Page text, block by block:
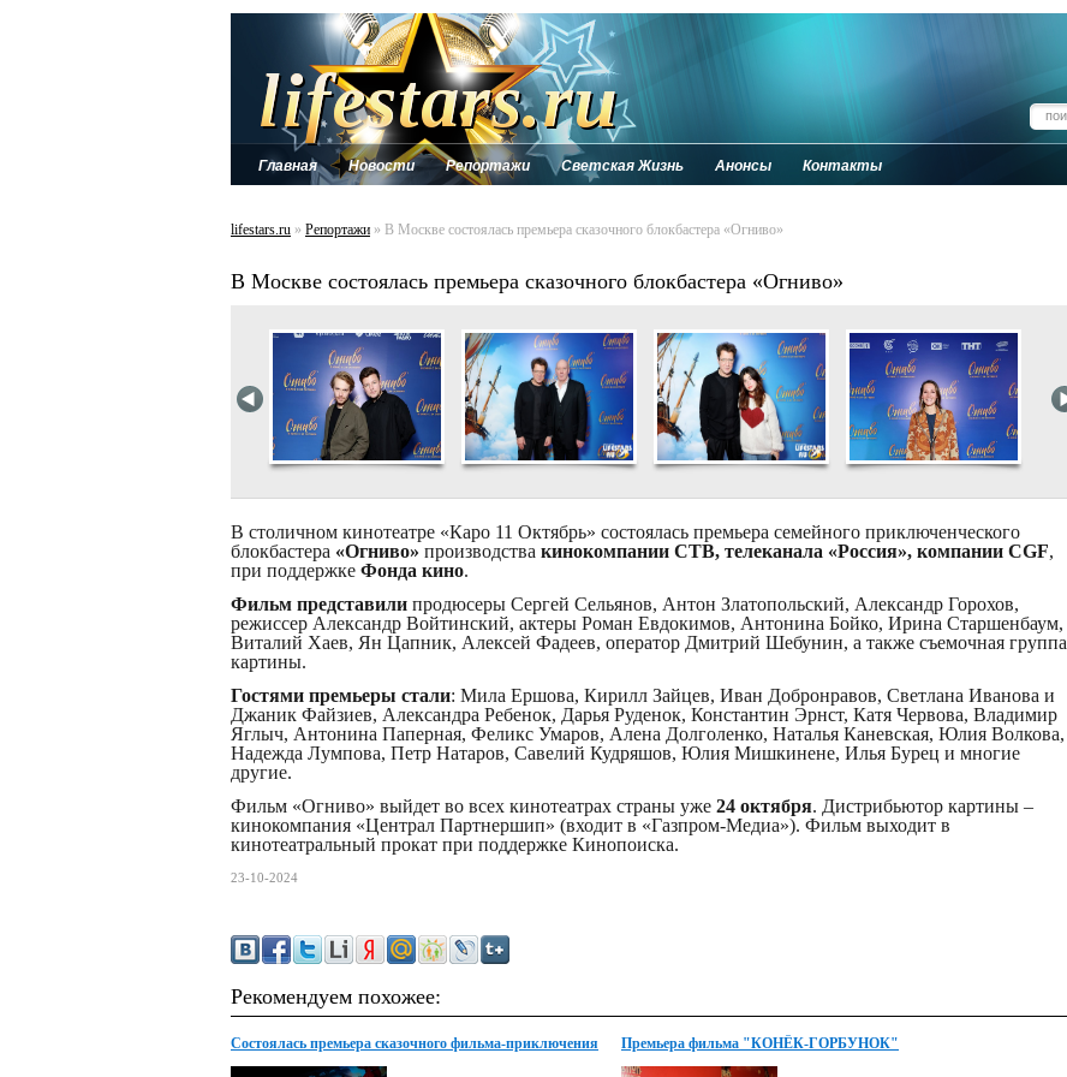
Главная Новости Репортажи Светская Жизнь Анонсы Контакты
lifestars.ru » Репортажи » В Москве состоялась премьера сказочного блокбастера «Огниво»
В Москве состоялась премьера сказочного блокбастера «Огниво»
В столичном кинотеатре «Каро 11 Октябрь» состоялась премьера семейного приключенческого
блокбастера «Огниво» производства кинокомпании СТВ, телеканала «Россия», компании CGF,
при поддержке Фонда кино.
Фильм представили продюсеры Сергей Сельянов, Антон Златопольский, Александр Горохов,
режиссер Александр Войтинский, актеры Роман Евдокимов, Антонина Бойко, Ирина Старшенбаум,
Виталий Хаев, Ян Цапник, Алексей Фадеев, оператор Дмитрий Шебунин, а также съемочная группа
картины.
Гостями премьеры стали: Мила Ершова, Кирилл Зайцев, Иван Добронравов, Светлана Иванова и
Джаник Файзиев, Александра Ребенок, Дарья Руденок, Константин Эрнст, Катя Червова, Владимир
Яглыч, Антонина Паперная, Феликс Умаров, Алена Долголенко, Наталья Каневская, Юлия Волкова,
Надежда Лумпова, Петр Натаров, Савелий Кудряшов, Юлия Мишкинене, Илья Бурец и многие
другие.
Фильм «Огниво» выйдет во всех кинотеатрах страны уже 24 октября. Дистрибьютор картины –
кинокомпания «Централ Партнершип» (входит в «Газпром-Медиа»). Фильм выходит в
кинотеатральный прокат при поддержке Кинопоиска.
23-10-2024
Рекомендуем похожее:
Cостоялась премьера сказочного фильма-приключения
Премьера фильма "КОНЁК-ГОРБУНОК"